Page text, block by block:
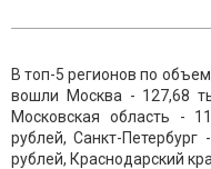
В топ-5 регионов по
вошли Москва - 127,68
Московская область -
рублей, Санкт-
рублей, Краснодарский